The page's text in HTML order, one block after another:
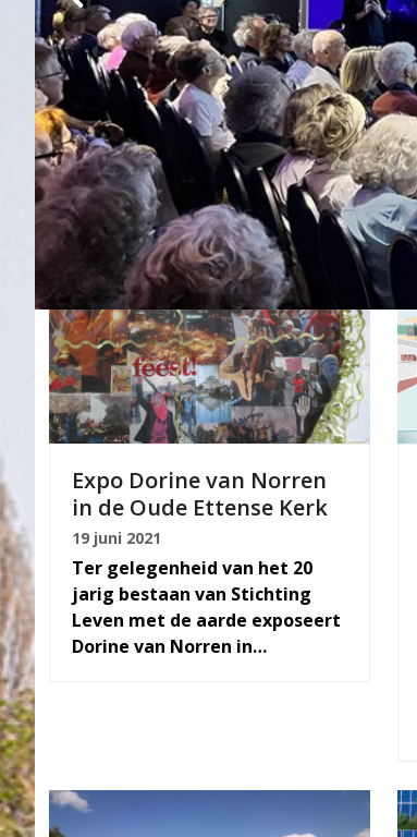
Expo Dorine van Norren
in de Oude Ettense Kerk
19 juni 2021
Ter gelegenheid van het 20
jarig bestaan van Stichting
Leven met de aarde exposeert
Dorine van Norren in…